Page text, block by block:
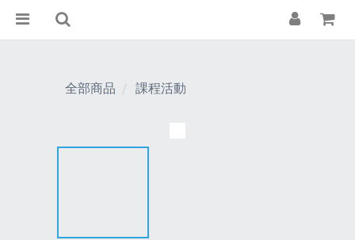
全部商品 課程活動